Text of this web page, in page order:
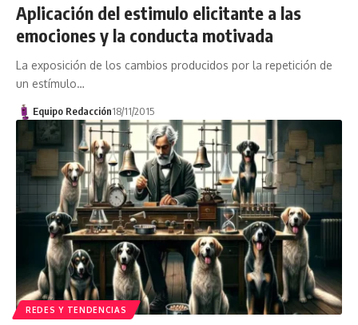
Aplicación del estimulo elicitante a las
emociones y la conducta motivada
La exposición de los cambios producidos por la repetición de
un estímulo…
Equipo Redacción18/11/2015
REDES Y TENDENCIAS